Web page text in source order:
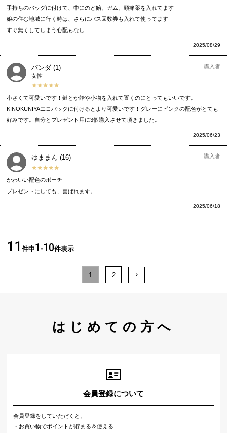
2025/08/29
手持ちのバッグに付けて、中にのど飴、ガム、頭痛薬を入れてます
娘の住む地域に行く時は、さらにバス回数券も入れて使ってます
パンダ 1
購入者
女性
2025/06/23
小さくて可愛いです！鍵とか飴や小物を入れて置くのにとってもいいです。
KINOKUNIYAエコバックに付けるとより可愛いです！グレーにピンクの配色がとても
好みです。自分とプレゼント用に3個購入させて頂きました。
ゆままん 16 購入者
2025/06/18
かわいい配色のポーチ
プレゼントにしても、喜ばれます。
11 件中1 -10件表示
1 2
はじめての方へ
会員登録について
会員登録をしていただくと、
・お買い物でポイントが貯まる＆使える